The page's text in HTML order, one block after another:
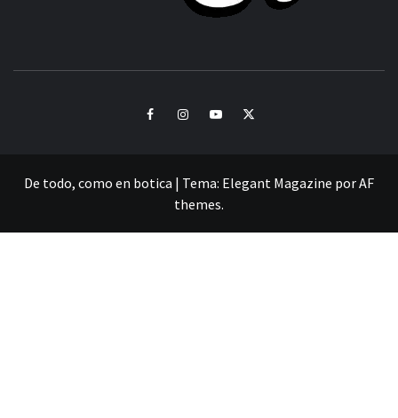
FacebookInstagramYoutubeTwitter
De todo, como en botica | Tema: Elegant Magazine porAF
themes.